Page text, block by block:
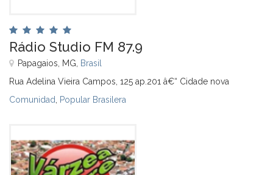
Rádio Studio FM 87.9
Papagaios, MG, Brasil
Rua Adelina Vieira Campos, 125 ap.201 â€“ Cidade nova
Comunidad Popular Brasilera